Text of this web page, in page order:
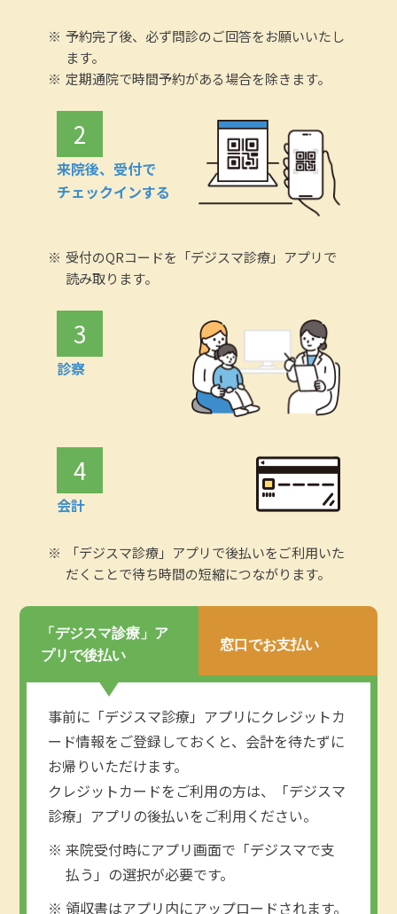
予約完了後、必ず問診のご回答をお願いいたし
ます。
定期通院で時間予約がある場合を除きます。
2
来院後、受付で
チェックインする
受付のQRコードを「デジスマ診療」アプリで
読み取ります。
3
診察
4
会計
「デジスマ診療」アプリで後払いをご利用いた
だくことで待ち時間の短縮につながります。
「デジスマ診療」ア
プリで後払い
窓口でお支払い
事前に「デジスマ診療」アプリにクレジットカ
ード情報をご登録しておくと、会計を待たずに
お帰りいただけます。
クレジットカードをご利用の方は、「デジスマ
診療」アプリの後払いをご利用ください。
来院受付時にアプリ画面で「デジスマで支
払う」の選択が必要です。
領収書はアプリ内にアップロードされます。